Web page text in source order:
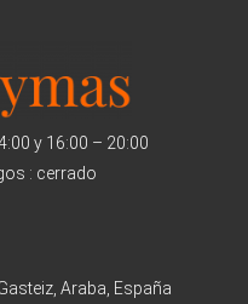
y 16:00 – 20:00
: cerrado
Araba, España